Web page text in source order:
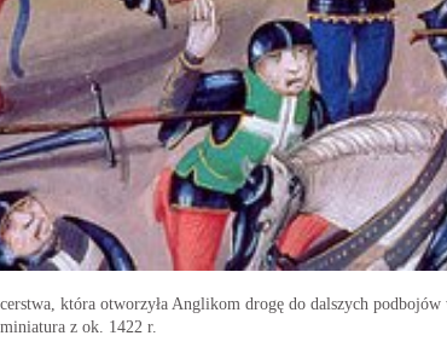
która otworzyła Anglikom drogę do dalszych
z ok. 1422 r.